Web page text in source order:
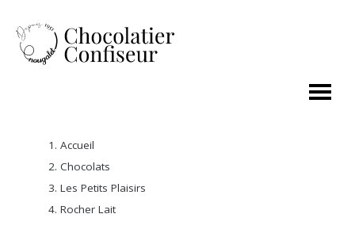
Accueil
Chocolats
Les Petits Plaisirs
Rocher Lait